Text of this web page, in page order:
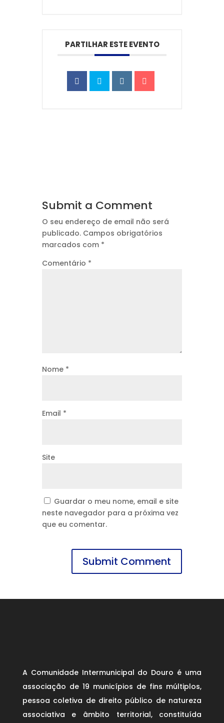
PARTILHAR ESTE EVENTO
Submit a Comment
O seu endereço de email não será
publicado. Campos obrigatórios
marcados com *
Comentário *
Nome *
Email *
Site
Guardar o meu nome, email e site
neste navegador para a próxima vez
que eu comentar.
A Comunidade Intermunicipal do Douro é uma
associação de 19 municípios de fins múltiplos,
pessoa coletiva de direito público de natureza
associativa e âmbito territorial, constituída